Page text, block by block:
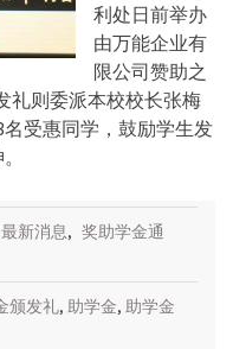
利处日前举办
由万能企业有
限公司赞助之
礼则委派本校校长张梅
受惠同学，鼓励学生发
新消息, 奖助学金通
颁发礼, 助学金, 助学金